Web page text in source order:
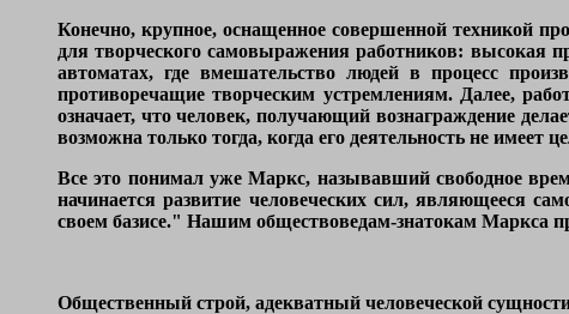
Конечно, крупное, оснащенное совершенной техникой
для творческого самовыражения работников: высокая
автоматах, где вмешательство людей в процесс
противоречащие творческим устремлениям. Далее,
означает, что человек, получающий вознаграждение
возможна только тогда, когда его деятельность не имеет
Все это понимал уже Маркс, называвший свободное
начинается развитие человеческих сил, являющееся
своем базисе." Нашим обществоведам-знатокам Маркса
Общественный строй, адекватный человеческой